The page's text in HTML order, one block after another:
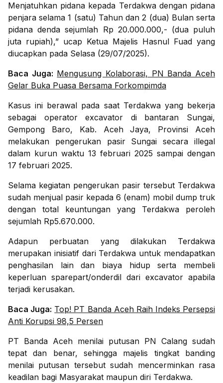
Menjatuhkan pidana kepada Terdakwa dengan pidana
penjara selama 1 (satu) Tahun dan 2 (dua) Bulan serta
pidana denda sejumlah Rp 20.000.000,- (dua puluh
juta rupiah),” ucap Ketua Majelis Hasnul Fuad yang
diucapkan pada Selasa (29/07/2025).
Baca Juga: Mengusung Kolaborasi, PN Banda Aceh
Gelar Buka Puasa Bersama Forkompimda
Kasus ini berawal pada saat Terdakwa yang bekerja
sebagai operator excavator di bantaran Sungai,
Gempong Baro, Kab. Aceh Jaya, Provinsi Aceh
melakukan pengerukan pasir Sungai secara illegal
dalam kurun waktu 13 februari 2025 sampai dengan
17 februari 2025.
Selama kegiatan pengerukan pasir tersebut Terdakwa
sudah menjual pasir kepada 6 (enam) mobil dump truk
dengan total keuntungan yang Terdakwa peroleh
sejumlah Rp5.670.000.
Adapun perbuatan yang dilakukan Terdakwa
merupakan inisiatif dari Terdakwa untuk mendapatkan
penghasilan lain dan biaya hidup serta membeli
keperluan sparepart/onderdil dari excavator apabila
terjadi kerusakan.
Baca Juga: Top! PT Banda Aceh Raih Indeks Persepsi
Anti Korupsi 98,5 Persen
PT Banda Aceh menilai putusan PN Calang sudah
tepat dan benar, sehingga majelis tingkat banding
menilai putusan tersebut sudah mencerminkan rasa
keadilan bagi Masyarakat maupun diri Terdakwa.